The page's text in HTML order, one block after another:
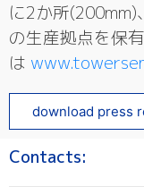
に2か所
の生産拠点を保
は
download press
Contacts: